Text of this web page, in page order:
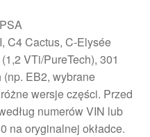
C4 Cactus, C-Elysée
VTi/PureTech), 301
EB2, wybrane
wersje części. Przed
numerów VIN lub
na oryginalnej okładce.